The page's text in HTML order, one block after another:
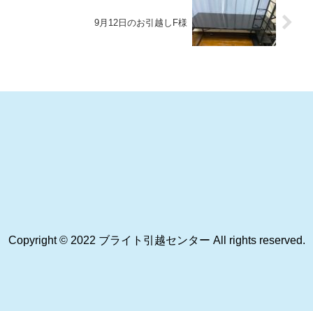
9月12日のお引越しF様
Copyright © 2022 ブライト引越センター All rights reserved.